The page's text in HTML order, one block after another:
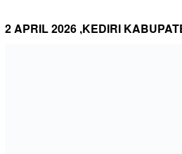
2 APRIL 2026 ,KEDIRI